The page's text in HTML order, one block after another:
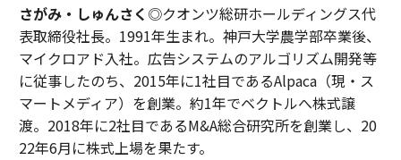
さがみ・しゅんさく ◎クオンツ総研ホールディングス代
表取締役社長。1991年生まれ。神戸大学農学部卒業後、
マイクロアド入社。広告システムのアルゴリズム開発等
に従事したのち、2015年に1社目であるAlpaca（現・ス
マートメディア）を創業。約1年でベクトルへ株式譲
渡。2018年に2社目であるM&A総合研究所を創業し、20
22年6月に株式上場を果たす。